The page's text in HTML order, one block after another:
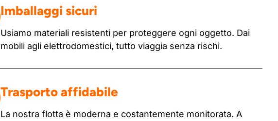
Imballaggi sicuri
Usiamo materiali resistenti per proteggere ogni oggetto. Dai
mobili agli elettrodomestici, tutto viaggia senza rischi.
Trasporto affidabile
La nostra flotta è moderna e costantemente monitorata. A